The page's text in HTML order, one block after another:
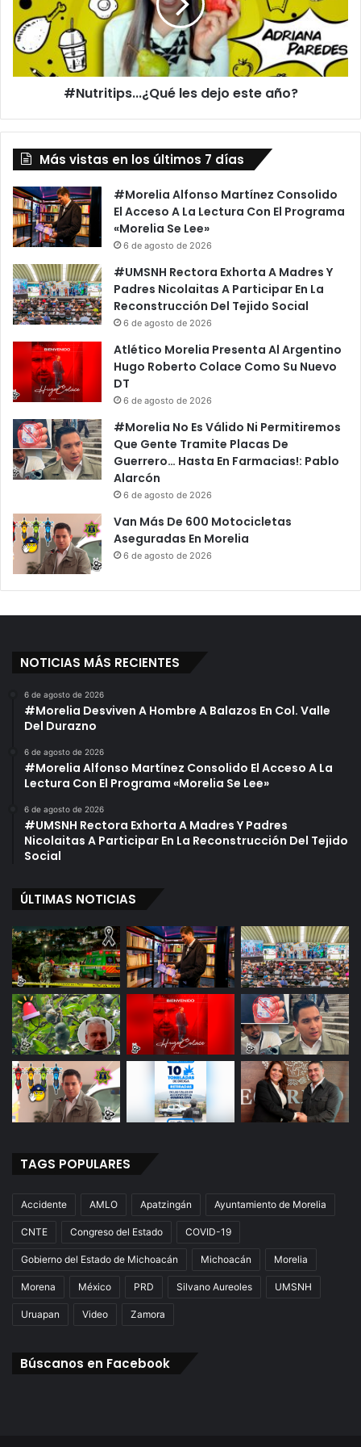
este
año?
#Nutritips...¿Qué les dejo este año?
Más vistas en los últimos 7 días
#Morelia Alfonso Martínez Consolido
El Acceso A La Lectura Con El Programa
«Morelia Se Lee»
6 de agosto de 2026
#UMSNH Rectora Exhorta A Madres Y
Padres Nicolaitas A Participar En La
Reconstrucción Del Tejido Social
6 de agosto de 2026
Atlético Morelia Presenta Al Argentino
Hugo Roberto Colace Como Su Nuevo
DT
6 de agosto de 2026
#Morelia No Es Válido Ni Permitiremos
Que Gente Tramite Placas De
Guerrero… Hasta En Farmacias!: Pablo
Alarcón
6 de agosto de 2026
Van Más De 600 Motocicletas
Aseguradas En Morelia
6 de agosto de 2026
NOTICIAS MÁS RECIENTES
6 de agosto de 2026
#Morelia Desviven A Hombre A Balazos En Col. Valle
Del Durazno
6 de agosto de 2026
#Morelia Alfonso Martínez Consolido El Acceso A La
Lectura Con El Programa «Morelia Se Lee»
6 de agosto de 2026
#UMSNH Rectora Exhorta A Madres Y Padres
Nicolaitas A Participar En La Reconstrucción Del Tejido
Social
ÚLTIMAS NOTICIAS
TAGS POPULARES
Accidente AMLO Apatzingán Ayuntamiento de Morelia
CNTE Congreso del Estado COVID-19
Gobierno del Estado de Michoacán Michoacán Morelia
Morena México PRD Silvano Aureoles UMSNH
Uruapan Video Zamora
Búscanos en Facebook